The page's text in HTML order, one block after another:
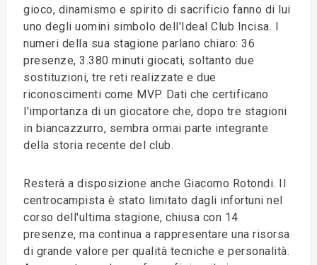
gioco, dinamismo e spirito di sacrificio fanno di lui
uno degli uomini simbolo dell'Ideal Club Incisa. I
numeri della sua stagione parlano chiaro: 36
presenze, 3.380 minuti giocati, soltanto due
sostituzioni, tre reti realizzate e due
riconoscimenti come MVP. Dati che certificano
l'importanza di un giocatore che, dopo tre stagioni
in biancazzurro, sembra ormai parte integrante
della storia recente del club.
Resterà a disposizione anche Giacomo Rotondi. Il
centrocampista è stato limitato dagli infortuni nel
corso dell'ultima stagione, chiusa con 14
presenze, ma continua a rappresentare una risorsa
di grande valore per qualità tecniche e personalità.